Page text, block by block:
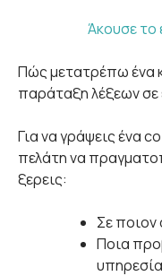
Άκουσε το
Πώς μετατρέπω ένα
παράταξη λέξεων
Για να γράψεις ένα
πελάτη να
ξερεις:
Σε
Ποια